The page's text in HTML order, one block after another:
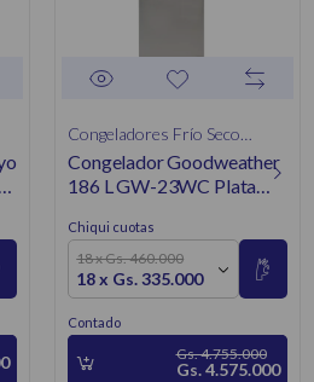
Congeladores Frío Seco
Verticales
Congelador Goodweather
186 L GW-23WC Plata
Chiqui cuotas
18 x Gs. 460.000
18 x Gs. 335.000
Contado
Gs. 4.755.000
Gs. 4.575.000